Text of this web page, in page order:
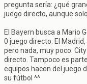
pregunta sería: ¿qué
juego directo, aunque
El Bayern busca a Mario
0 juego directo. El
pero nada, muy poco.
directo. Tampoco es
equipos hacen del juego
su fútbol ^^